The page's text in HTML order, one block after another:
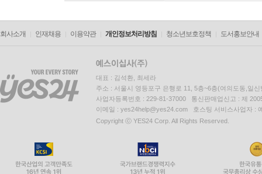
회사소개 인재채용 이용약관 개인정보처리방침 청소년보호정책 도서홍보안내
대표 : 김석환, 최세라
주소 : 서울시 영등포구 은행로 11, 5층~6층(여의도동,일신
사업자등록번호 : 229-81-37000 통신판매업신고 : 제
이메일 : yes24help@yes24.com 호스팅 서비스사업자 :
Copyright ⓒ YES24 Corp. All Rights Reserved.